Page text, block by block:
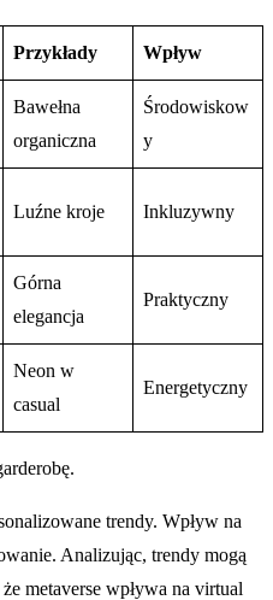
Przykłady Wpływ
Bawełna
organiczna
Środowiskow
y
Luźne kroje Inkluzywny
Górna
elegancja
Praktyczny
Neon w
casual
Energetyczny
trendy. Wpływ na
Analizując, trendy mogą
metaverse wpływa na virtual